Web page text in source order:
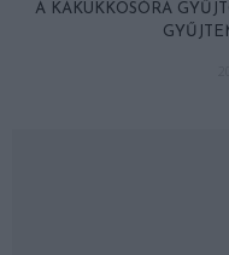
A KAKUKKOSÓRA